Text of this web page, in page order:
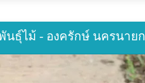
นธุ์ไม้ - องครักษ์ นครนายก